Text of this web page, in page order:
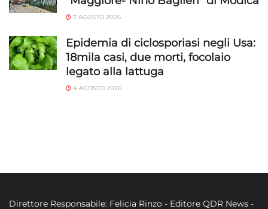
7 AGOSTO 2026
Epidemia di ciclosporiasi negli Usa:
18mila casi, due morti, focolaio
legato alla lattuga
4 AGOSTO 2026
Direttore Responsabile: Felicia Rinzo - Editore QDR News -